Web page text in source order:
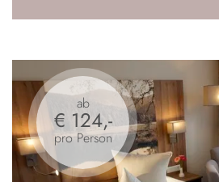
ab
€ 124,-
pro Person